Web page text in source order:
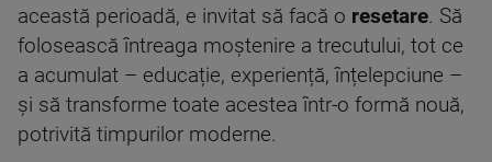
această perioadă, e invitat să facă o resetare. Să
folosească întreaga moștenire a trecutului, tot ce
a acumulat – educație, experiență, înțelepciune –
și să transforme toate acestea într-o formă nouă,
potrivită timpurilor moderne.